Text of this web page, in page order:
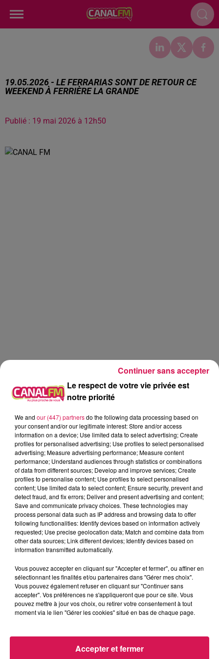
19.05.2026 - LE FERRARIAS SONT DE RETOUR CE
WEEKEND À FERRIÈRE LA GRANDE
Publié : 19 mai 2026 à 12h50
Eva Spilmont
19.05.2026 - Le Ferrarias sont de retour ce weekend à
Ferrière la grande
0:00 2 min 36 sec
19 mai 2026 - 2 min 36 sec
19.05.2026 - LE FERRARIAS SONT DE RETOUR CE
WEEKEND À FERRIÈRE LA GRANDE
Du lundi au vendredi, avec les organisateurs de
manifestations et Eva, découvrons les évènements dans
notre région.
Le respect de votre vie privée est
notre priorité
We and our (447) partnersdo the following data processing based on
your consent and/or our legitimate interest: Store and/or access
information on a device; Use limited data to select advertising; Create
profiles for personalised advertising; Use profiles to select personalised
advertising; Measure advertising performance; Measure content
performance; Understand audiences through statistics or combinations
of data from different sources; Develop and improve services; Create
profiles to personalise content; Use profiles to select personalised
content; Use limited data to select content; Ensure security, prevent and
detect fraud, and fix errors; Deliver and present advertising and content;
Save and communicate privacy choices. These technologies may
process personal data such as IP address and browsing data to offer
following functionalities: Identify devices based on information actively
requested; Use precise geolocation data; Match and combine data from
other data sources; Link different devices; Identify devices based on
information transmitted automatically.
Vous pouvez accepter en cliquant sur "Accepter et fermer", ou affiner en
sélectionnant les finalités et/ou partenaires dans "Gérer mes choix".
Vous pouvez également refuser en cliquant sur "Continuer sans
accepter". Vos préférences ne s'appliqueront que pour ce site. Vous
pouvez mettre à jour vos choix, ou retirer votre consentement à tout
moment via le lien "Gérer les cookies" situé en bas de chaque page.
Accepter et fermer
Continuer sans accepter